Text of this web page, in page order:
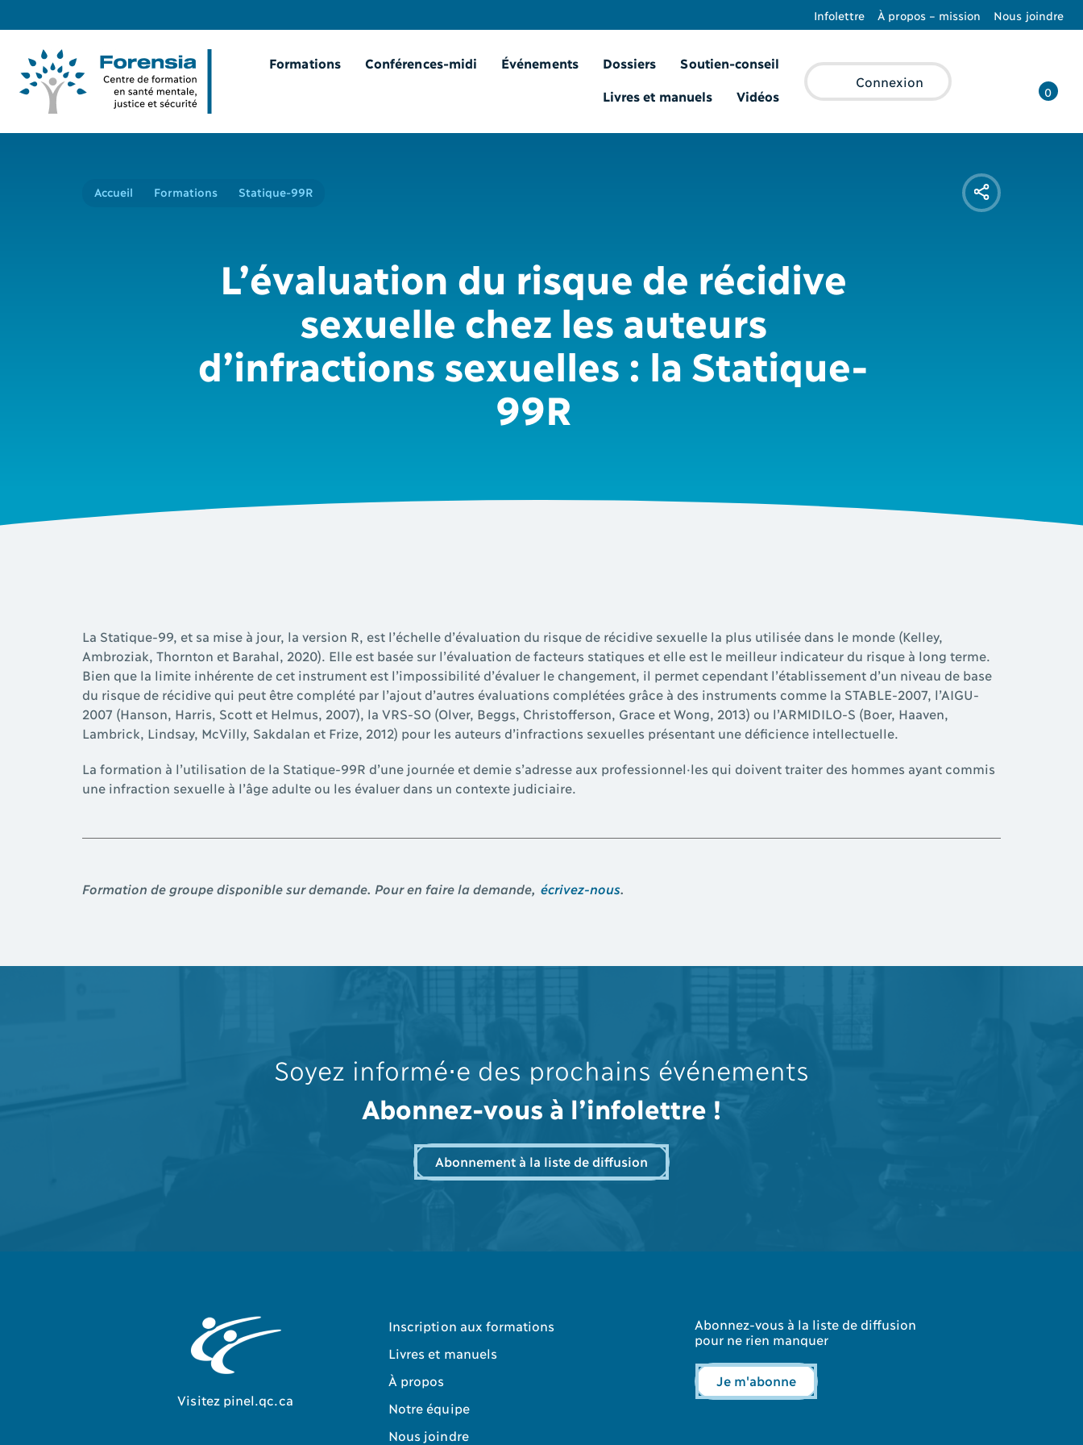
Infolettre À propos – mission Nous joindre
Formations Conférences-midi Événements Dossiers Soutien-conseil
Livres et manuels Vidéos
Connexion
0
Accueil Formations Statique-99R
L’évaluation du risque de récidive
sexuelle chez les auteurs
d’infractions sexuelles : la Statique-
99R
La Statique-99, et sa mise à jour, la version R, est l’échelle d’évaluation du risque de récidive sexuelle la plus utilisée dans le monde (Kelley,
Ambroziak, Thornton et Barahal, 2020). Elle est basée sur l’évaluation de facteurs statiques et elle est le meilleur indicateur du risque à long terme.
Bien que la limite inhérente de cet instrument est l’impossibilité d’évaluer le changement, il permet cependant l’établissement d’un niveau de base
du risque de récidive qui peut être complété par l’ajout d’autres évaluations complétées grâce à des instruments comme la STABLE-2007, l’AIGU-
2007 (Hanson, Harris, Scott et Helmus, 2007), la VRS-SO (Olver, Beggs, Christofferson, Grace et Wong, 2013) ou l’ARMIDILO-S (Boer, Haaven,
Lambrick, Lindsay, McVilly, Sakdalan et Frize, 2012) pour les auteurs d’infractions sexuelles présentant une déficience intellectuelle.
La formation à l’utilisation de la Statique-99R d’une journée et demie s’adresse aux professionnel·les qui doivent traiter des hommes ayant commis
une infraction sexuelle à l’âge adulte ou les évaluer dans un contexte judiciaire.
Formation de groupe disponible sur demande. Pour en faire la demande, écrivez-nous.
Soyez informé⋅e des prochains événements
Abonnez-vous à l’infolettre !
Abonnement à la liste de diffusion
Visitez pinel.qc.ca
Inscription aux formations
Livres et manuels
À propos
Notre équipe
Nous joindre
Abonnez-vous à la liste de diffusion
pour ne rien manquer
Je m'abonne